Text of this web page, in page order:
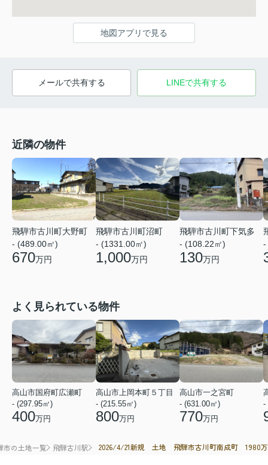
地図アプリで見る
メールで共有する LINEで共有する
近隣の物件
飛騨市古川町大野町
- (489.00㎡)
670万円
飛騨市古川町沼町
- (1331.00㎡)
1,000万円
飛騨市古川町下気多
- (108.22㎡)
130万円
-
よく見られている物件
高山市国府町広瀬町
- (297.95㎡)
400万円
高山市上岡本町５丁目
- (215.55㎡)
800万円
高山市一之宮町
- (631.00㎡)
770万円
-
市の土地一覧 飛騨古川駅 2026/4/21新規 土地 飛騨市古川町南成町 1980万